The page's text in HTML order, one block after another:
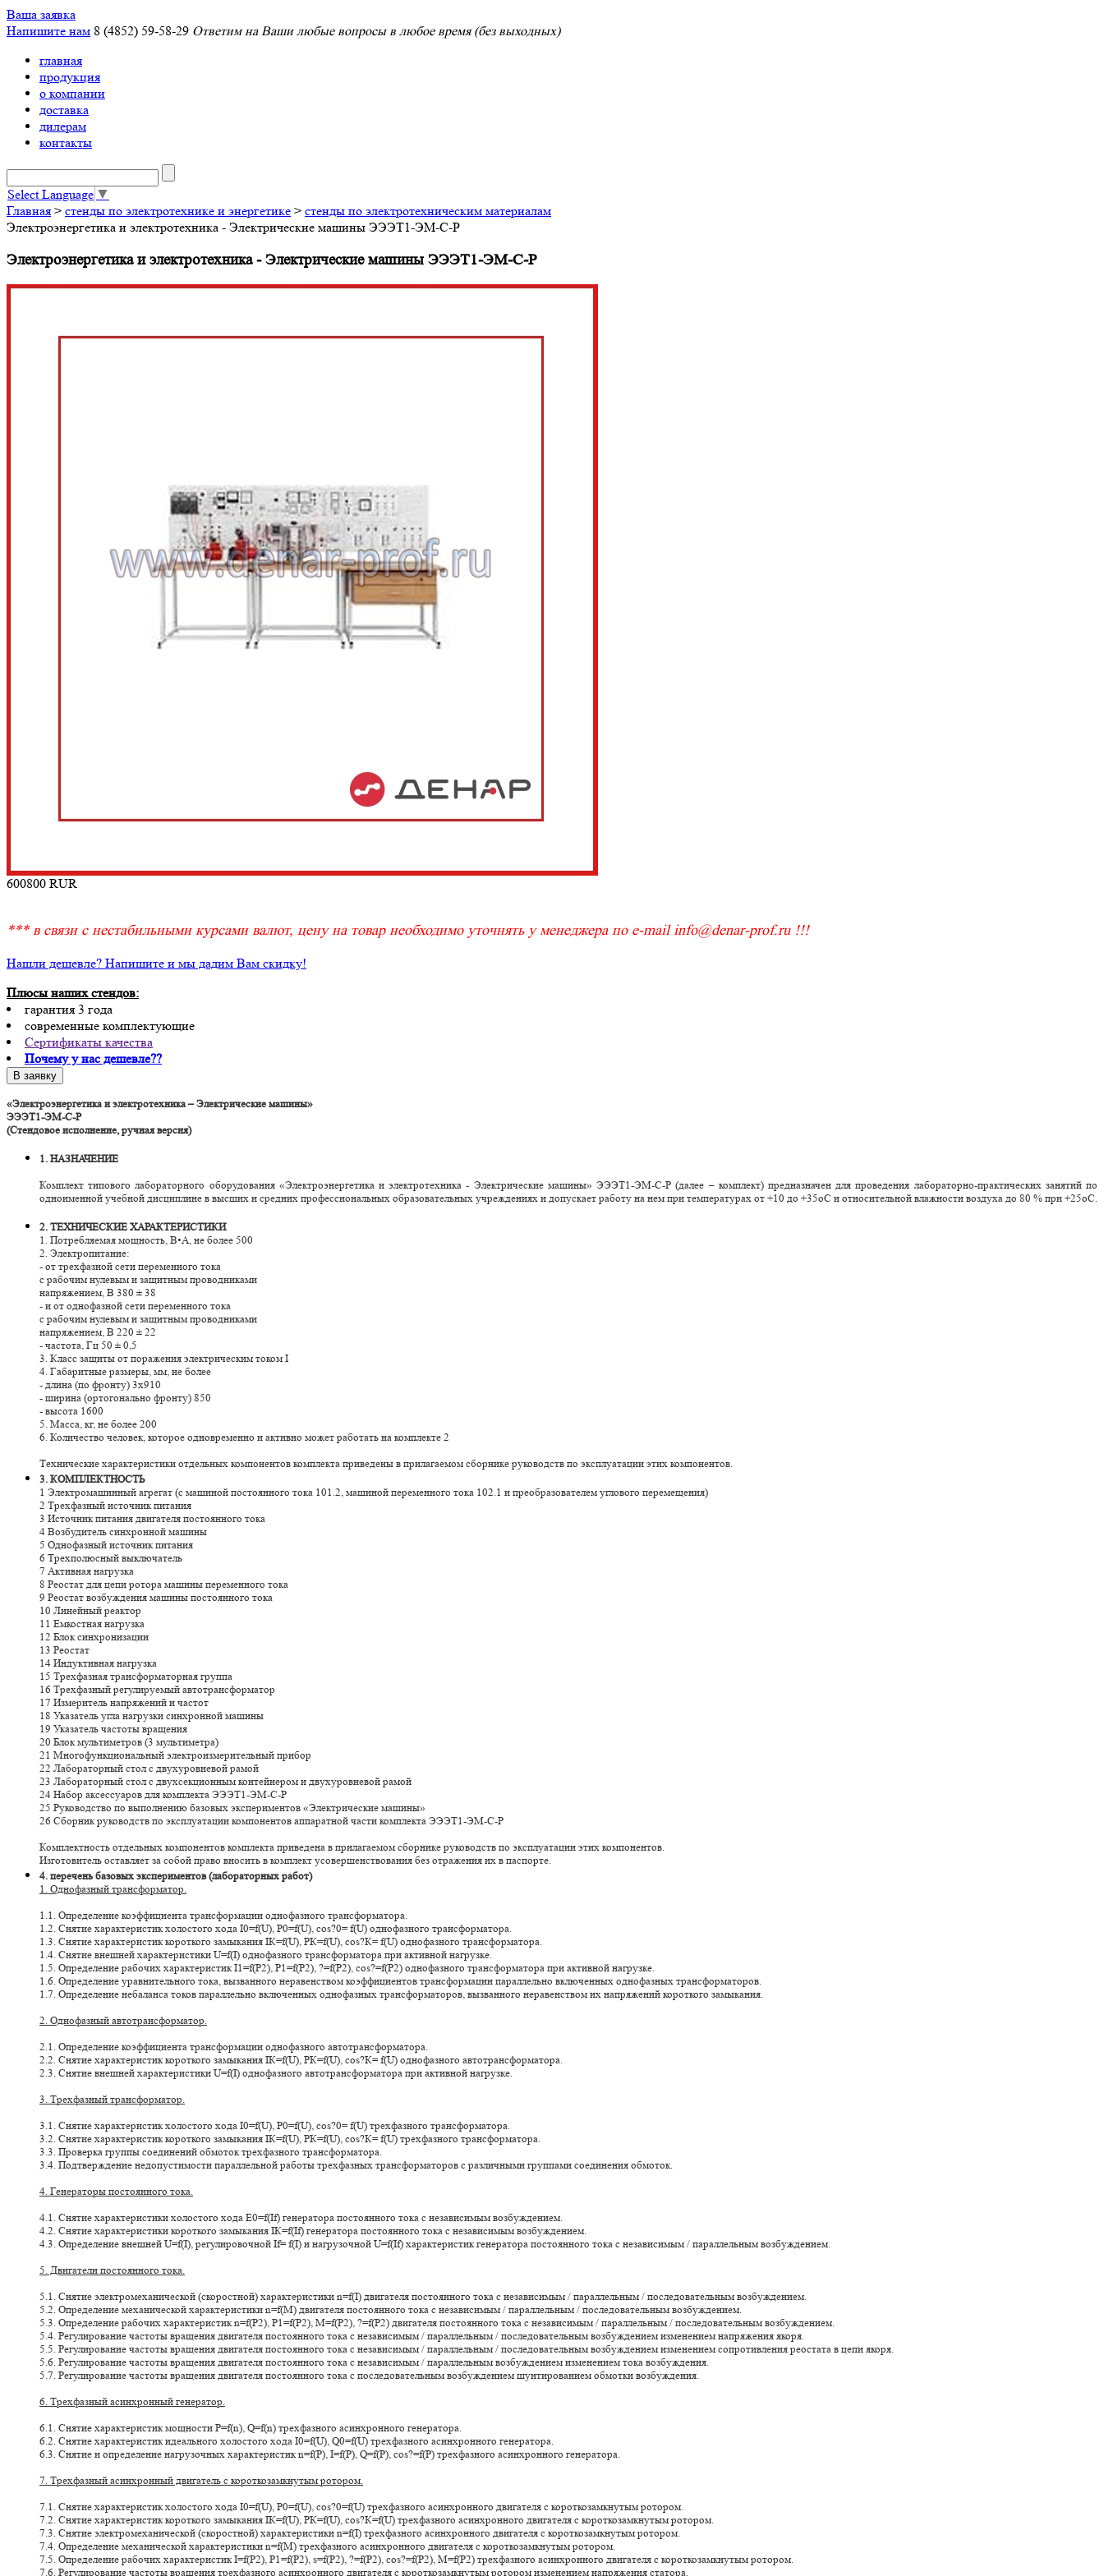
Ваша заявка
Напишите нам 8 (4852) 59-58-29 Ответим на Ваши любые вопросы в любое время (без выходных)
главная
продукция
о компании
доставка
дилерам
контакты
Select Language ▼
Главная > стенды по электротехнике и энергетике > стенды по электротехническим материалам
Электроэнергетика и электротехника - Электрические машины ЭЭЭТ1-ЭМ-С-Р
Электроэнергетика и электротехника - Электрические машины ЭЭЭТ1-ЭМ-С-Р
600800 RUR
*** в связи с нестабильными курсами валют, цену на товар необходимо уточнять у менеджера по e-mail info@denar-prof.ru !!!
Нашли дешевле? Напишите и мы дадим Вам скидку!
Плюсы наших стендов:
гарантия 3 года
современные комплектующие
Сертификаты качества
Почему у нас дешевле??
«Электроэнергетика и электротехника – Электрические машины»
ЭЭЭТ1-ЭМ-С-Р
(Стендовое исполнение, ручная версия)
1. НАЗНАЧЕНИЕ
Комплект типового лабораторного оборудования «Электроэнергетика и электротехника - Электрические машины» ЭЭЭТ1-ЭМ-С-Р (далее – комплект) предназначен для проведения лабораторно-практических занятий по
одноименной учебной дисциплине в высших и средних профессиональных образовательных учреждениях и допускает работу на нем при температурах от +10 до +35оС и относительной влажности воздуха до 80 % при +25оС.
2. ТЕХНИЧЕСКИЕ ХАРАКТЕРИСТИКИ
1. Потребляемая мощность, В•А, не более 500
2. Электропитание:
- от трехфазной сети переменного тока
с рабочим нулевым и защитным проводниками
напряжением, В 380 ± 38
- и от однофазной сети переменного тока
с рабочим нулевым и защитным проводниками
напряжением, В 220 ± 22
- частота, Гц 50 ± 0,5
3. Класс защиты от поражения электрическим током I
4. Габаритные размеры, мм, не более
- длина (по фронту) 3x910
- ширина (ортогонально фронту) 850
- высота 1600
5. Масса, кг, не более 200
6. Количество человек, которое одновременно и активно может работать на комплекте 2
Технические характеристики отдельных компонентов комплекта приведены в прилагаемом сборнике руководств по эксплуатации этих компонентов.
3. КОМПЛЕКТНОСТЬ
1 Электромашинный агрегат (с машиной постоянного тока 101.2, машиной переменного тока 102.1 и преобразователем углового перемещения)
2 Трехфазный источник питания
3 Источник питания двигателя постоянного тока
4 Возбудитель синхронной машины
5 Однофазный источник питания
6 Трехполюсный выключатель
7 Активная нагрузка
8 Реостат для цепи ротора машины переменного тока
9 Реостат возбуждения машины постоянного тока
10 Линейный реактор
11 Емкостная нагрузка
12 Блок синхронизации
13 Реостат
14 Индуктивная нагрузка
15 Трехфазная трансформаторная группа
16 Трехфазный регулируемый автотрансформатор
17 Измеритель напряжений и частот
18 Указатель угла нагрузки синхронной машины
19 Указатель частоты вращения
20 Блок мультиметров (3 мультиметра)
21 Многофункциональный электроизмерительный прибор
22 Лабораторный стол с двухуровневой рамой
23 Лабораторный стол с двухсекционным контейнером и двухуровневой рамой
24 Набор аксессуаров для комплекта ЭЭЭТ1-ЭМ-С-Р
25 Руководство по выполнению базовых экспериментов «Электрические машины»
26 Сборник руководств по эксплуатации компонентов аппаратной части комплекта ЭЭЭТ1-ЭМ-С-Р
Комплектность отдельных компонентов комплекта приведена в прилагаемом сборнике руководств по эксплуатации этих компонентов.
Изготовитель оставляет за собой право вносить в комплект усовершенствования без отражения их в паспорте.
4. перечень базовых экспериментов (лабораторных работ)
1. Однофазный трансформатор.
1.1. Определение коэффициента трансформации однофазного трансформатора.
1.2. Снятие характеристик холостого хода I0=f(U), Р0=f(U), cos?0= f(U) однофазного трансформатора.
1.3. Снятие характеристик короткого замыкания IК=f(U), РК=f(U), cos?К= f(U) однофазного трансформатора.
1.4. Снятие внешней характеристики U=f(I) однофазного трансформатора при активной нагрузке.
1.5. Определение рабочих характеристик I1=f(P2), P1=f(P2), ?=f(P2), cos?=f(P2) однофазного трансформатора при активной нагрузке.
1.6. Определение уравнительного тока, вызванного неравенством коэффициентов трансформации параллельно включенных однофазных трансформаторов.
1.7. Определение небаланса токов параллельно включенных однофазных трансформаторов, вызванного неравенством их напряжений короткого замыкания.
2. Однофазный автотрансформатор.
2.1. Определение коэффициента трансформации однофазного автотрансформатора.
2.2. Снятие характеристик короткого замыкания IК=f(U), РК=f(U), cos?К= f(U) однофазного автотрансформатора.
2.3. Снятие внешней характеристики U=f(I) однофазного автотрансформатора при активной нагрузке.
3. Трехфазный трансформатор.
3.1. Снятие характеристик холостого хода I0=f(U), Р0=f(U), cos?0= f(U) трехфазного трансформатора.
3.2. Снятие характеристик короткого замыкания IК=f(U), РК=f(U), cos?К= f(U) трехфазного трансформатора.
3.3. Проверка группы соединений обмоток трехфазного трансформатора.
3.4. Подтверждение недопустимости параллельной работы трехфазных трансформаторов с различными группами соединения обмоток.
4. Генераторы постоянного тока.
4.1. Снятие характеристики холостого хода E0=f(If) генератора постоянного тока с независимым возбуждением.
4.2. Снятие характеристики короткого замыкания IК=f(If) генератора постоянного тока с независимым возбуждением.
4.3. Определение внешней U=f(I), регулировочной If= f(I) и нагрузочной U=f(If) характеристик генератора постоянного тока с независимым / параллельным возбуждением.
5. Двигатели постоянного тока.
5.1. Снятие электромеханической (скоростной) характеристики n=f(I) двигателя постоянного тока с независимым / параллельным / последовательным возбуждением.
5.2. Определение механической характеристики n=f(M) двигателя постоянного тока с независимым / параллельным / последовательным возбуждением.
5.3. Определение рабочих характеристик n=f(P2), P1=f(P2), М=f(P2), ?=f(P2) двигателя постоянного тока с независимым / параллельным / последовательным возбуждением.
5.4. Регулирование частоты вращения двигателя постоянного тока с независимым / параллельным / последовательным возбуждением изменением напряжения якоря.
5.5. Регулирование частоты вращения двигателя постоянного тока с независимым / параллельным / последовательным возбуждением изменением сопротивления реостата в цепи якоря.
5.6. Регулирование частоты вращения двигателя постоянного тока с независимым / параллельным возбуждением изменением тока возбуждения.
5.7. Регулирование частоты вращения двигателя постоянного тока с последовательным возбуждением шунтированием обмотки возбуждения.
6. Трехфазный асинхронный генератор.
6.1. Снятие характеристик мощности Р=f(n), Q=f(n) трехфазного асинхронного генератора.
6.2. Снятие характеристик идеального холостого хода I0=f(U), Q0=f(U) трехфазного асинхронного генератора.
6.3. Снятие и определение нагрузочных характеристик n=f(Р), I=f(Р), Q=f(Р), cos?=f(P) трехфазного асинхронного генератора.
7. Трехфазный асинхронный двигатель с короткозамкнутым ротором.
7.1. Снятие характеристик холостого хода I0=f(U), Р0=f(U), cos?0=f(U) трехфазного асинхронного двигателя с короткозамкнутым ротором.
7.2. Снятие характеристик короткого замыкания IК=f(U), РК=f(U), cos?К=f(U) трехфазного асинхронного двигателя с короткозамкнутым ротором.
7.3. Снятие электромеханической (скоростной) характеристики n=f(I) трехфазного асинхронного двигателя с короткозамкнутым ротором.
7.4. Определение механической характеристики n=f(M) трехфазного асинхронного двигателя с короткозамкнутым ротором.
7.5. Определение рабочих характеристик I=f(P2), P1=f(P2), s=f(P2), ?=f(P2), cos?=f(P2), M=f(P2) трехфазного асинхронного двигателя с короткозамкнутым ротором.
7.6. Регулирование частоты вращения трехфазного асинхронного двигателя с короткозамкнутым ротором изменением напряжения статора.